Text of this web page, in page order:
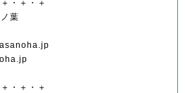
・＋・＋
葉
・＋・＋